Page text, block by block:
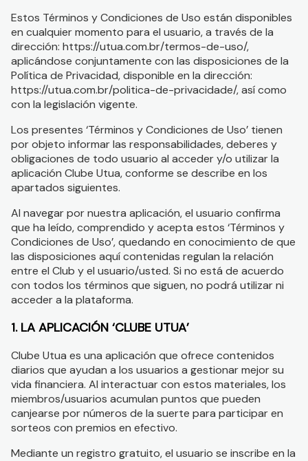
Estos Términos y Condiciones de Uso están disponibles
en cualquier momento para el usuario, a través de la
dirección: https://utua.com.br/termos-de-uso/,
aplicándose conjuntamente con las disposiciones de la
Política de Privacidad, disponible en la dirección:
https://utua.com.br/politica-de-privacidade/, así como
con la legislación vigente.
Los presentes ‘Términos y Condiciones de Uso’ tienen
por objeto informar las responsabilidades, deberes y
obligaciones de todo usuario al acceder y/o utilizar la
aplicación Clube Utua, conforme se describe en los
apartados siguientes.
Al navegar por nuestra aplicación, el usuario confirma
que ha leído, comprendido y acepta estos ‘Términos y
Condiciones de Uso’, quedando en conocimiento de que
las disposiciones aquí contenidas regulan la relación
entre el Club y el usuario/usted. Si no está de acuerdo
con todos los términos que siguen, no podrá utilizar ni
acceder a la plataforma.
1. LA APLICACIÓN ‘CLUBE UTUA’
Clube Utua es una aplicación que ofrece contenidos
diarios que ayudan a los usuarios a gestionar mejor su
vida financiera. Al interactuar con estos materiales, los
miembros/usuarios acumulan puntos que pueden
canjearse por números de la suerte para participar en
sorteos con premios en efectivo.
Mediante un registro gratuito, el usuario se inscribe en la